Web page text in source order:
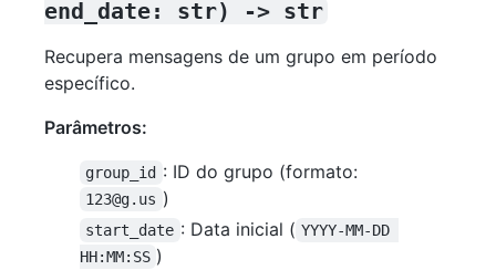
end_date: str) -> str
Recupera mensagens de um grupo em período
específico.
Parâmetros:
group_id : ID do grupo (formato:
123@g.us )
start_date : Data inicial ( YYYY-MM-DD
HH:MM:SS )